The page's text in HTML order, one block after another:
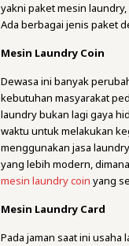
yakni paket mesin
Ada berbagai jenis paket
Mesin Laundry Coin
Dewasa ini banyak
kebutuhan masyarakat
laundry bukan lagi gaya
waktu untuk melakukan
menggunakan jasa
yang lebih modern,
mesin laundry coin yang
Mesin Laundry Card
Pada jaman saat ini